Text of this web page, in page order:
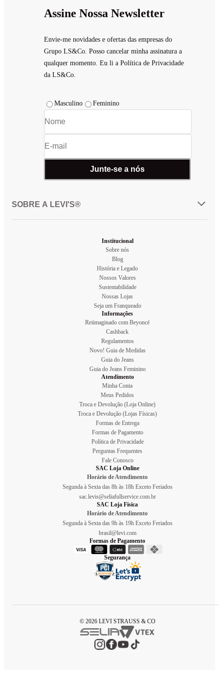
Assine Nossa Newsletter
Envie-me novidades e ofertas das empresas do
Grupo LS&Co. Posso cancelar minha assinatura a
qualquer momento. Eu li a Política de Privacidade
da LS&Co.
Masculino Feminino
Junte-se a nós
SOBRE A LEVI'S®
Institucional
Sobre nós
Blog
História e Legado
Nossos Valores
Sustentabilidade
Nossas Lojas
Seja um Franqueado
Informações
Reiimaginado com Beyoncé
Cashback
Regulamentos
Novo! Guia de Medidas
Guia do Jeans
Guia do Jeans Feminino
Atendimento
Minha Conta
Meus Pedidos
Troca e Devolução (Loja Online)
Troca e Devolução (Lojas Físicas)
Formas de Entrega
Formas de Pagamento
Política de Privacidade
Perguntas Frequentes
Fale Conosco
SAC Loja Online
Horário de Atendimento
Segunda à Sexta das 8h às 18h Exceto Feriados
sac.levis@seliafullservice.com.br
SAC Loja Física
Horário de Atendimento
Segunda à Sexta das 9h às 19h Exceto Feriados
brasil@levi.com
Formas de Pagamento
Segurança
© 2026 LEVI STRAUSS & CO